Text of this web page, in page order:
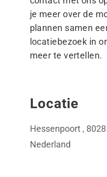
je meer over de
plannen samen
locatiebezoek in
meer te vertellen.
Locatie
Hessenpoort ,
Nederland